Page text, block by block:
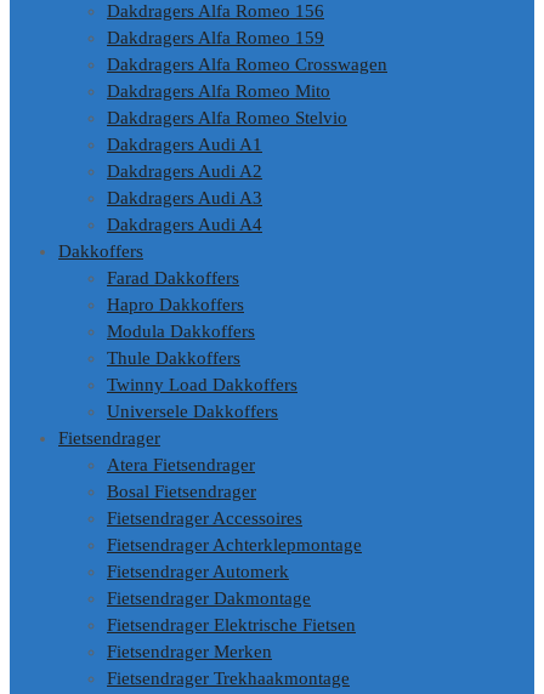
Dakdragers Alfa Romeo 156
Dakdragers Alfa Romeo 159
Dakdragers Alfa Romeo Crosswagen
Dakdragers Alfa Romeo Mito
Dakdragers Alfa Romeo Stelvio
Dakdragers Audi A1
Dakdragers Audi A2
Dakdragers Audi A3
Dakdragers Audi A4
Dakkoffers
Farad Dakkoffers
Hapro Dakkoffers
Modula Dakkoffers
Thule Dakkoffers
Twinny Load Dakkoffers
Universele Dakkoffers
Fietsendrager
Atera Fietsendrager
Bosal Fietsendrager
Fietsendrager Accessoires
Fietsendrager Achterklepmontage
Fietsendrager Automerk
Fietsendrager Dakmontage
Fietsendrager Elektrische Fietsen
Fietsendrager Merken
Fietsendrager Trekhaakmontage